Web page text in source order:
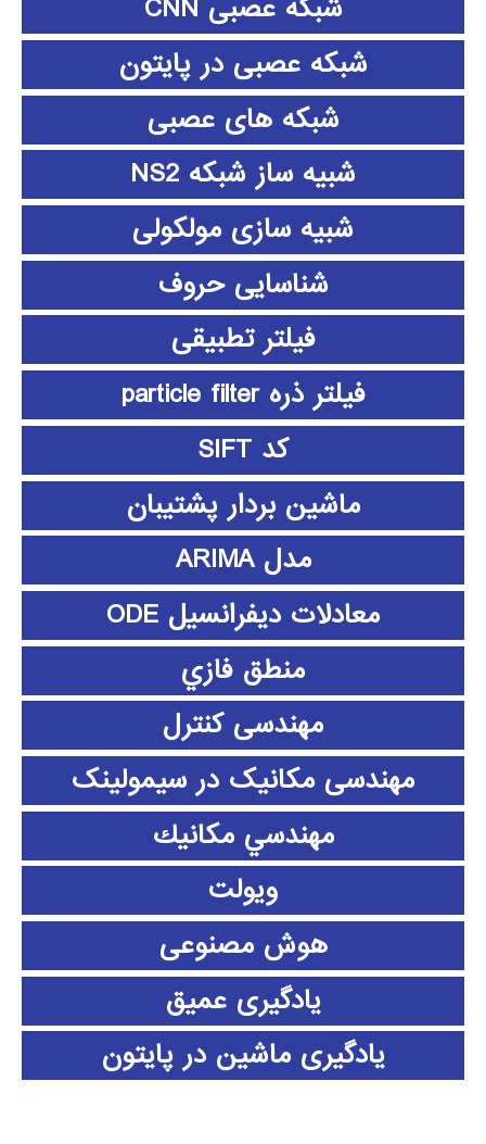
شبکه عصبی CNN
شبکه عصبی در پایتون
شبکه های عصبی
شبیه ساز شبکه NS2
شبیه سازی مولکولی
شناسایی حروف
فیلتر تطبیقی
فیلتر ذره particle filter
کد SIFT
ماشین بردار پشتیبان
مدل ARIMA
معادلات دیفرانسیل ODE
منطق فازي
مهندسی کنترل
مهندسی مکانیک در سیمولینک
مهندسي مكانيك
ویولت
هوش مصنوعی
یادگیری عمیق
یادگیری ماشین در پایتون